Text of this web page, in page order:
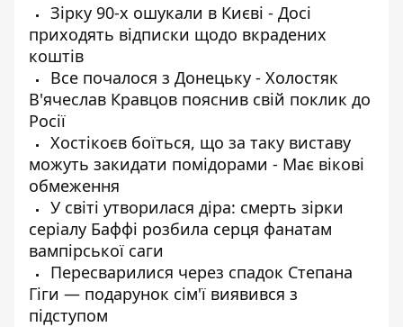
Зірку 90-х ошукали в Києві - Досі
приходять відписки щодо вкрадених
коштів
Все почалося з Донецьку - Холостяк
В'ячеслав Кравцов пояснив свій поклик до
Росії
Хостікоєв боїться, що за таку виставу
можуть закидати помідорами - Має вікові
обмеження
У світі утворилася діра: смерть зірки
серіалу Баффі розбила серця фанатам
вампірської саги
Пересварилися через спадок Степана
Гіги — подарунок сім'ї виявився з
підступом